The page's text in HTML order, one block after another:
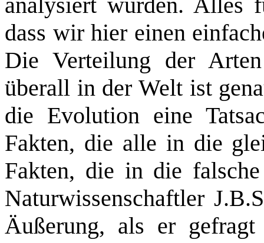
dass wir hier einen
Die Verteilung der
überall in der Welt ist
die Evolution eine
Fakten, die alle in die
Fakten, die in die
Naturwissenschaftler
Äußerung, als er